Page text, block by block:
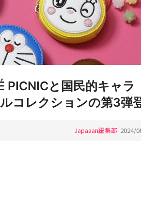
PICNICと国民的キャラ
コレクションの第3弾
Japaaan編集部 2024/